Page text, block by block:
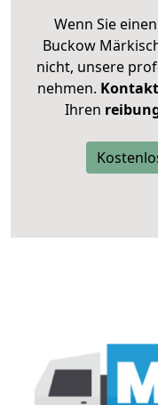
Wenn Sie
Buckow
nicht, unsere
nehmen.
Ihren